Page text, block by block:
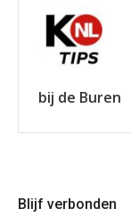
bij de Buren
Blijf verbonden